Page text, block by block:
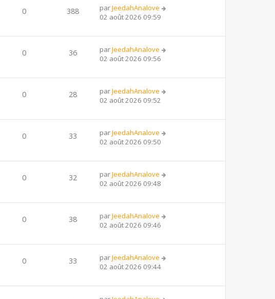
0 388 parJeedahAnalove
02 août 2026 09:59
0 36 parJeedahAnalove
02 août 2026 09:56
0 28 parJeedahAnalove
02 août 2026 09:52
0 33 parJeedahAnalove
02 août 2026 09:50
0 32 parJeedahAnalove
02 août 2026 09:48
0 38 parJeedahAnalove
02 août 2026 09:46
0 33 parJeedahAnalove
02 août 2026 09:44